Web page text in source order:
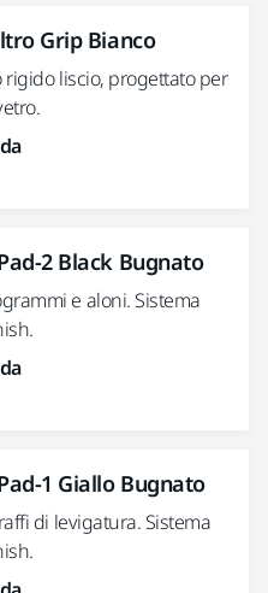
Grip Bianco
rigido liscio, progettato per
2 Black Bugnato
e aloni. Sistema
1 Giallo Bugnato
di levigatura. Sistema